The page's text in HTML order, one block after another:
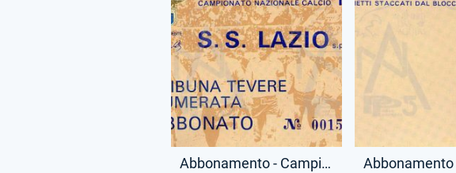
Abbonamento - Campionato Serie A - Tribuna Tevere Numerata - (Fronte)